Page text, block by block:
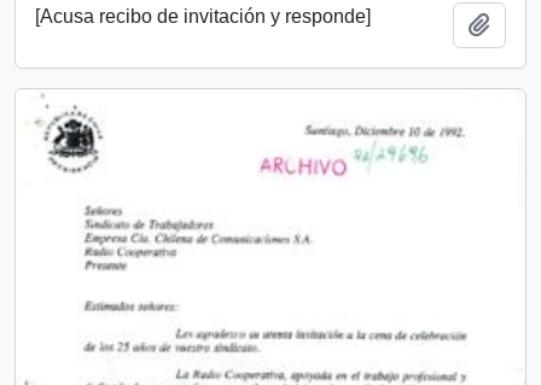
[Acusa recibo de invitación y responde]